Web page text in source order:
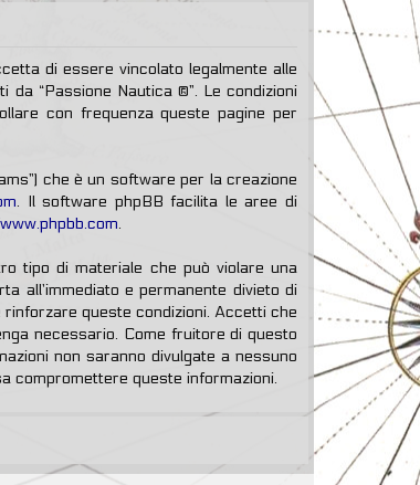
di essere vincolato legalmente alle
da “Passione Nautica ®”. Le condizioni
con frequenza queste pagine per
che è un software per la creazione
. Il software phpBB facilita le aree di
.
tipo di materiale che può violare una
all’immediato e permanente divieto di
queste condizioni. Accetti che
necessario. Come fruitore di questo
non saranno divulgate a nessuno
compromettere queste informazioni.